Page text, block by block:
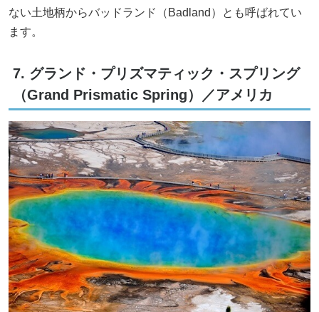
ない土地柄からバッドランド（Badland）とも呼ばれてい
ます。
7. グランド・プリズマティック・スプリング
（Grand Prismatic Spring）／アメリカ